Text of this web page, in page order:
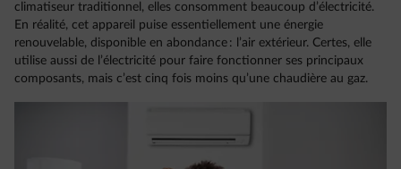
climatiseur traditionnel, elles consomment beaucoup d’électricité.
En réalité, cet appareil puise essentiellement une énergie
renouvelable, disponible en abondance : l’air extérieur. Certes, elle
utilise aussi de l’électricité pour faire fonctionner ses principaux
composants, mais c’est cinq fois moins qu’une chaudière au gaz.